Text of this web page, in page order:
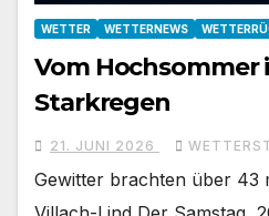
WETTER WETTERNEWS
Vom Hochsommer
Starkregen
21. JUNI 2026
Gewitter brachten über 43